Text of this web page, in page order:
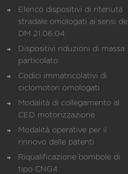
Elenco dispositivi di ritenuta
stradale omologati ai sensi del
DM 21.06.04
Dispositivi riduzioni di massa
particolato
Codici immatricolativi di
ciclomotori omologati
Modalità di collegamento al
CED motorizzazione
Modalità operative per il
rinnovo delle patenti
Riqualificazione bombole di
tipo CNG4